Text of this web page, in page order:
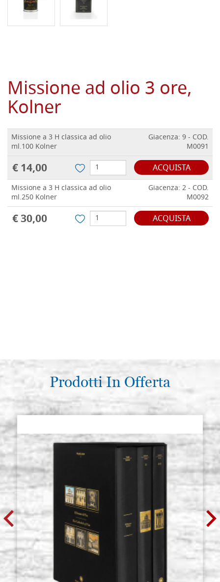
Missione ad olio 3 ore,
Kolner
Missione a 3 H classica ad olio
ml.100 Kolner
Giacenza: 9 - COD.
M0091
€ 14,00 ACQUISTA
Missione a 3 H classica ad olio
ml.250 Kolner
Giacenza: 2 - COD.
M0092
€ 30,00 ACQUISTA
Prodotti In Offerta